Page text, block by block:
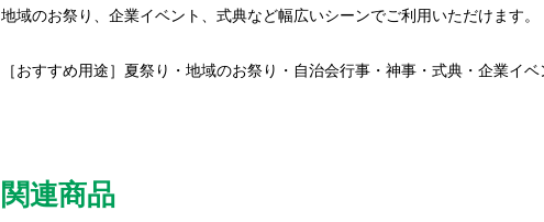
地域のお祭り、企業イベント、式典など幅広いシーンでご利用いただけます。
［おすすめ用途］夏祭り・地域のお祭り・自治会行事・神事・式典・企業イ
関連商品